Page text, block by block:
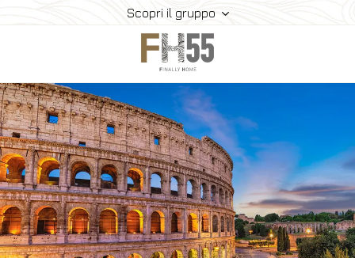
Scopri il gruppo
Home
Collection
Mice
FH55 Viprogram
FH55 Experience
Contatti